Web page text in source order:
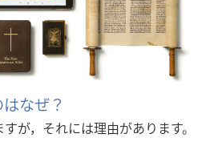
なぜ？
が，それには理由があります。